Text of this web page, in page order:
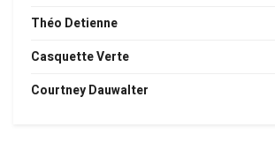
Théo Detienne
Casquette Verte
Courtney Dauwalter